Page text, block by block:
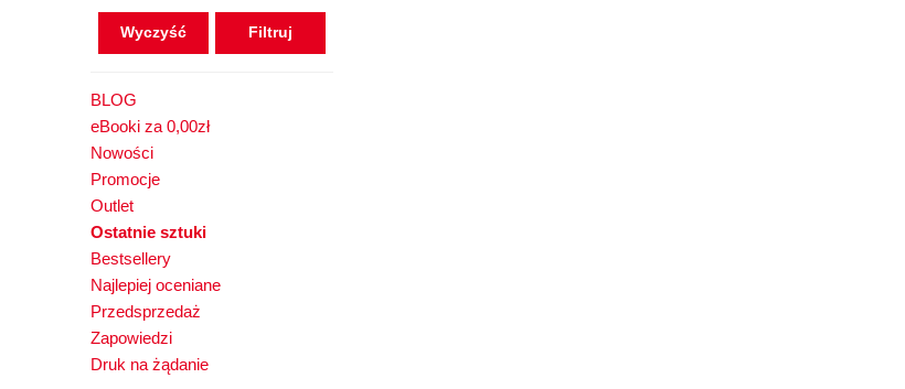
Wyczyść
BLOG
eBooki za 0,00zł
Nowości
Promocje
Outlet
Ostatnie sztuki
Bestsellery
Najlepiej oceniane
Przedsprzedaż
Zapowiedzi
Druk na żądanie